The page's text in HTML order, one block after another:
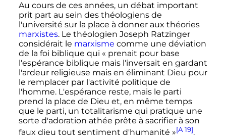
Au cours de ces années, un débat important
prit part au sein des théologiens de
l'université sur la place à donner aux théories
marxistes. Le théologien Joseph Ratzinger
considérait le marxisme comme une déviation
de la foi biblique qui « prenait pour base
l'espérance biblique mais l'inversait en gardant
l'ardeur religieuse mais en éliminant Dieu pour
le remplacer par l'activité politique de
l'homme. L'espérance reste, mais le parti
prend la place de Dieu et, en même temps
que le parti, un totalitarisme qui pratique une
sorte d'adoration athée prête à sacrifier à son
faux dieu tout sentiment d'humanité »[A 19].